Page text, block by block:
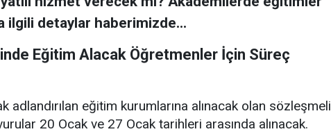
ilgili detaylar haberimizde...
Eğitim Alacak Öğretmenler İçin Süreç
adlandırılan eğitim kurumlarına alınacak olan sözleşmeli
20 Ocak ve 27 Ocak tarihleri arasında alınacak.